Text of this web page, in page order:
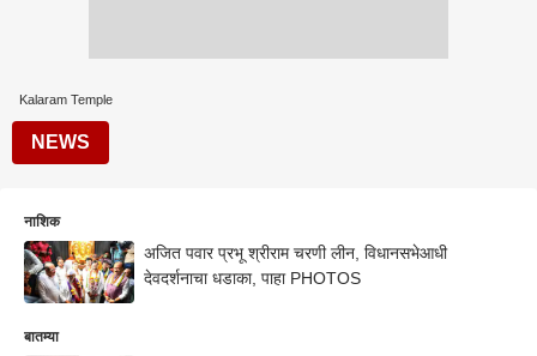
Kalaram Temple
NEWS
नाशिक
अजित पवार प्रभू श्रीराम चरणी लीन, विधानसभेआधी
देवदर्शनाचा धडाका, पाहा PHOTOS
बातम्या